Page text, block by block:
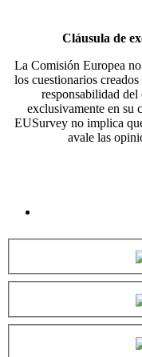
Cláusula de
La Comisión Europea
los cuestionarios
responsabilidad
exclusivamente en su
EUSurvey no implica
avale las